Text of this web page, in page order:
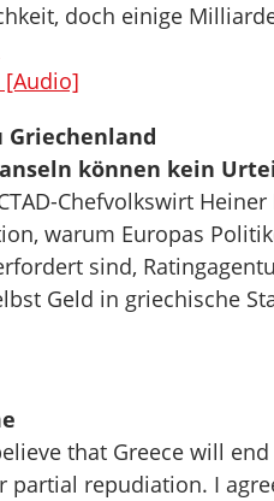
doch einige
[Audio]
Griechenland
können kein
Chefvolkswirt Heiner
warum Europas
sind,
Geld in griechische
that Greece will
repudiation. I